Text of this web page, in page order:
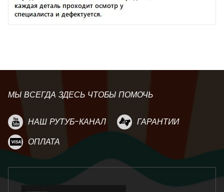
МЫ ВСЕГДА ЗДЕСЬ ЧТОБЫ ПОМОЧЬ
НАШ РУТУБ-КАНАЛ
ГАРАНТИИ
ОПЛАТА